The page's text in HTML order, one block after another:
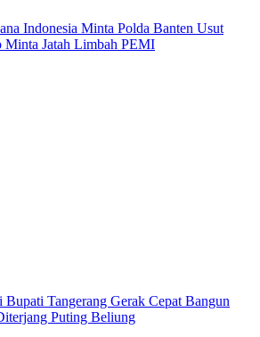
Indonesia Minta Polda Banten Usut
Jatah Limbah PEMI
Bupati Tangerang Gerak Cepat Bangun
Puting Beliung